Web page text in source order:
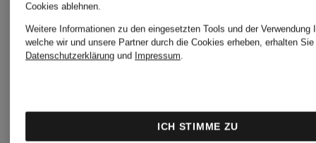
Cookies ablehnen.
Weitere Informationen zu den eingesetzten Tools und der Verwendung
welche wir und unsere Partner durch die Cookies erheben, erhalten
Datenschutzerklärung und Impressum.
ICH STIMME ZU